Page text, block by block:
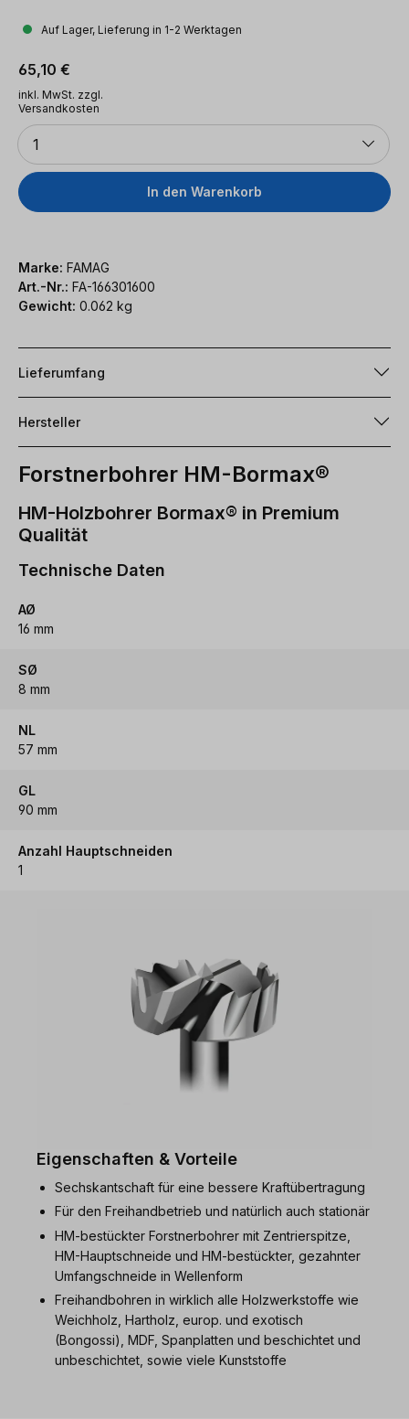
Auf Lager, Lieferung in 1-2 Werktagen
Regulärer Preis:
65,10 €
inkl. MwSt. zzgl.
Versandkosten
Anzahl
1
In den Warenkorb
Marke: FAMAG
Art.-Nr.: FA-166301600
Gewicht: 0.062 kg
Lieferumfang
Hersteller
Forstnerbohrer HM-Bormax®
HM-Holzbohrer Bormax® in Premium
Qualität
Technische Daten
AØ
16 mm
SØ
8 mm
NL
57 mm
GL
90 mm
Anzahl Hauptschneiden
1
Eigenschaften & Vorteile
Sechskantschaft für eine bessere Kraftübertragung
Für den Freihandbetrieb und natürlich auch stationär
HM-bestückter Forstnerbohrer mit Zentrierspitze,
HM-Hauptschneide und HM-bestückter, gezahnter
Umfangschneide in Wellenform
Freihandbohren in wirklich alle Holzwerkstoffe wie
Weichholz, Hartholz, europ. und exotisch
(Bongossi), MDF, Spanplatten und beschichtet und
unbeschichtet, sowie viele Kunststoffe